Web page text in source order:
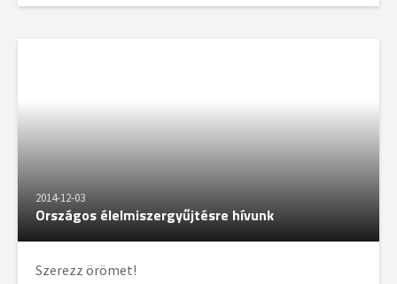
2014-12-03
Országos élelmiszergyűjtésre hívunk
Szerezz örömet!